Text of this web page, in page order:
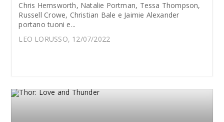
Chris Hemsworth, Natalie Portman, Tessa Thompson,
Russell Crowe, Christian Bale e Jaimie Alexander
portano tuoni e...
LEO LORUSSO, 12/07/2022